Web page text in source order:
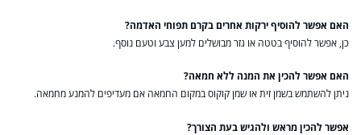
האם אפשר להוסיף ירקות אחרים בקרם תפוחי האדמה?
כן, אפשר להוסיף בטטה או גזר מבושלים למען צבע וטעם נוסף.
האם אפשר להכין את המנה ללא חמאה?
ניתן להשתמש בשמן זית או שמן קוקוס במקום החמאה אם מעדיפים להמנע מחמאה.
אפשר להכין מראש ולהגיש בעת הצורך?